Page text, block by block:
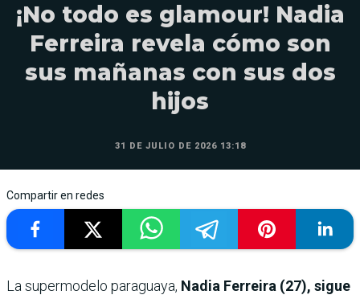
¡No todo es glamour! Nadia
Ferreira revela cómo son
sus mañanas con sus dos
hijos
31 DE JULIO DE 2026 13:18
Compartir en redes
La supermodelo paraguaya, Nadia Ferreira (27), sigue